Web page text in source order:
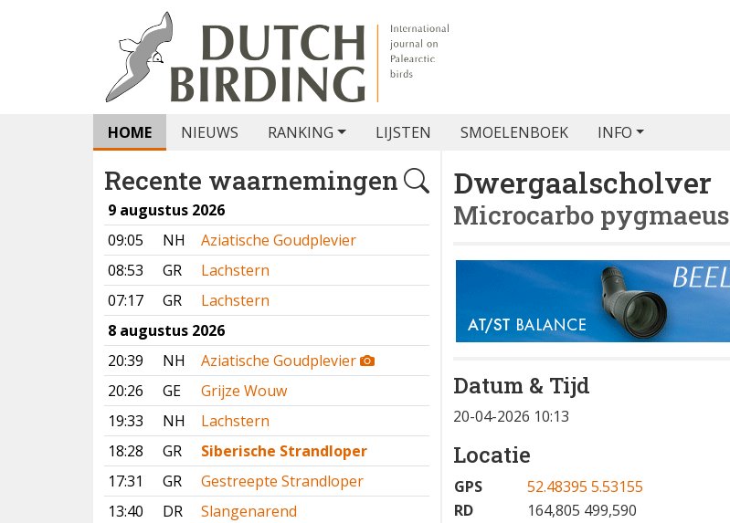
HOME NIEUWS RANKING LIJSTEN SMOELENBOEK INFO
Recente waarnemingen
9 augustus 2026
09:05
NH
Aziatische Goudplevier
08:53
GR
Lachstern
07:17
GR
Lachstern
8 augustus 2026
20:39
NH
Aziatische Goudplevier
20:26
GE
Grijze Wouw
19:33
NH
Lachstern
18:28
GR
Siberische Strandloper
17:31
GR
Gestreepte Strandloper
13:40
DR
Slangenarend
Dwergaalscholver
Microcarbo pygmaeus
Datum & Tijd
20-04-2026 10:13
Locatie
GPS
52.48395 5.53155
RD
164,805 499,590